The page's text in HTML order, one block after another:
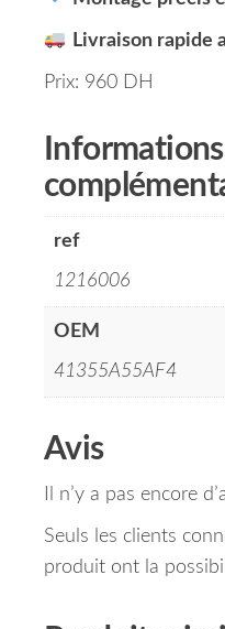
Livraison rapide
Prix: 960 DH
Informations
ref
1216006
OEM
41355A55AF4
Avis
Il n’y a pas encore
Seuls les clients
produit ont la